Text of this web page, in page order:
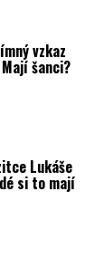
vzkaz
šanci?
Lukáše
si to mají